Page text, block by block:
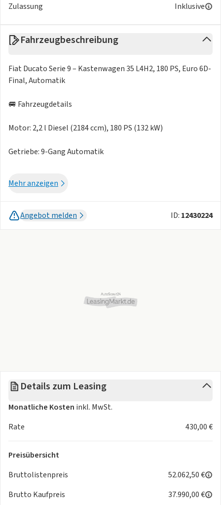
Zulassung Inklusive
Fahrzeugbeschreibung
Fiat Ducato Serie 9 – Kastenwagen 35 L4H2, 180 PS, Euro 6D-
Final, Automatik
🚐 Fahrzeugdetails
Motor: 2,2 l Diesel (2184 ccm), 180 PS (132 kW)
Getriebe: 9-Gang Automatik
Zylinder: 4
Breite: 2.050 mm (Laderaum: 1.870 mm)
Leergewicht: 2.100 kg
Zulässiges Gesamtgewicht: 3.500 kg
Anhängelast: 2.500 kg (gebremst), 750 kg (ungebremst)
Mehr anzeigen
Angebot melden ID: 12430224
Details zum Leasing
Monatliche Kosten inkl. MwSt.
Rate
430,00 €
Preisübersicht
Bruttolistenpreis
52.062,50 €
Brutto Kaufpreis
37.990,00 €